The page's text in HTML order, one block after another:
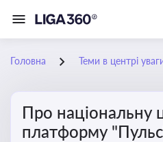
Головна Теми в центрі
Про національну
платформу